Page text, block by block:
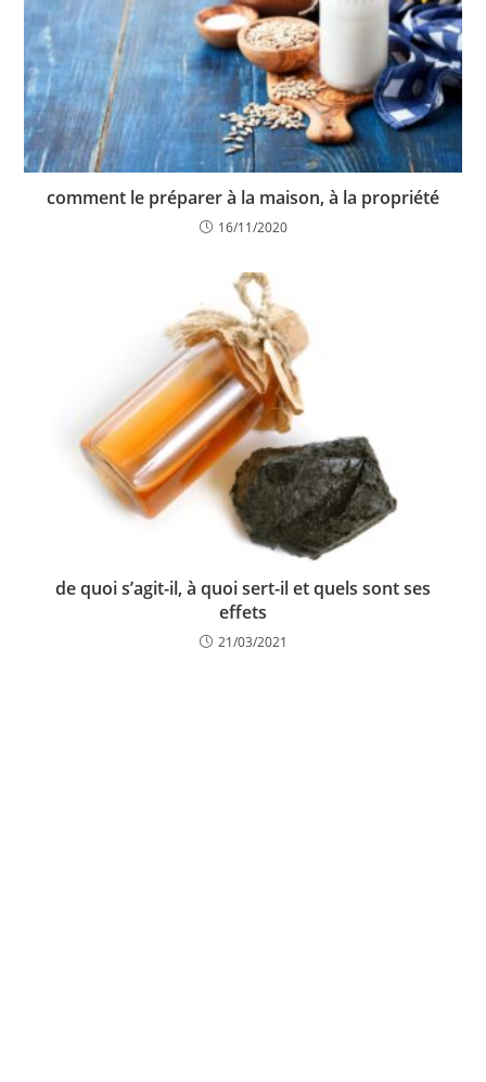
comment le préparer à la maison, à la propriété
16/11/2020
de quoi s’agit-il, à quoi sert-il et quels sont ses
effets
21/03/2021